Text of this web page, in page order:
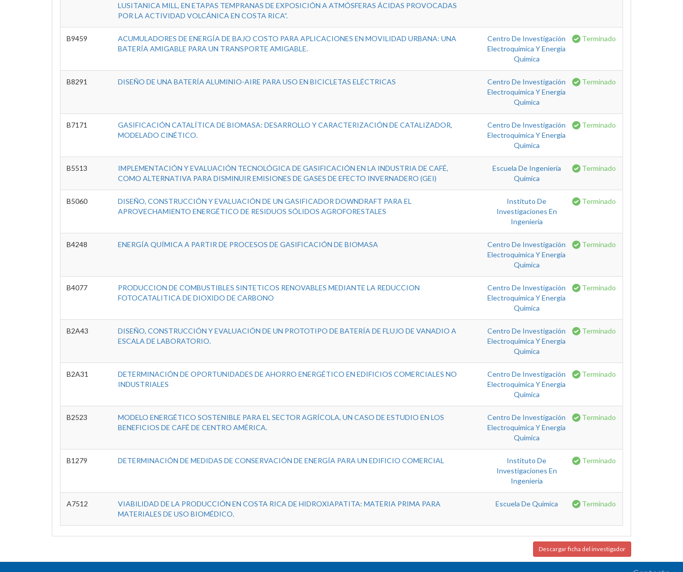
LUSITANICA MILL, EN ETAPAS TEMPRANAS DE EXPOSICIÓN A ATMÓSFERAS ÁCIDAS PROVOCADAS
POR LA ACTIVIDAD VOLCÁNICA EN COSTA RICA”.
B9459
ACUMULADORES DE ENERGÍA DE BAJO COSTO PARA APLICACIONES EN MOVILIDAD URBANA: UNA
BATERÍA AMIGABLE PARA UN TRANSPORTE AMIGABLE.
Centro De Investigación
Electroquímica Y Energia
Quimica
Terminado
B8291 DISEÑO DE UNA BATERÍA ALUMINIO-AIRE PARA USO EN BICICLETAS ELÉCTRICAS
Centro De Investigación
Electroquímica Y Energia
Quimica
Terminado
B7171
GASIFICACIÓN CATALÍTICA DE BIOMASA: DESARROLLO Y CARACTERIZACIÓN DE CATALIZADOR,
MODELADO CINÉTICO.
Centro De Investigación
Electroquímica Y Energia
Quimica
Terminado
B5513
IMPLEMENTACIÓN Y EVALUACIÓN TECNOLÓGICA DE GASIFICACIÓN EN LA INDUSTRIA DE CAFÉ,
COMO ALTERNATIVA PARA DISMINUIR EMISIONES DE GASES DE EFECTO INVERNADERO (GEI)
Escuela De Ingeniería
Química
Terminado
B5060
DISEÑO, CONSTRUCCIÓN Y EVALUACIÓN DE UN GASIFICADOR DOWNDRAFT PARA EL
APROVECHAMIENTO ENERGÉTICO DE RESIDUOS SÓLIDOS AGROFORESTALES
Instituto De
Investigaciones En
Ingenieria
Terminado
B4248 ENERGÍA QUÍMICA A PARTIR DE PROCESOS DE GASIFICACIÓN DE BIOMASA
Centro De Investigación
Electroquímica Y Energia
Quimica
Terminado
B4077
PRODUCCION DE COMBUSTIBLES SINTETICOS RENOVABLES MEDIANTE LA REDUCCION
FOTOCATALITICA DE DIOXIDO DE CARBONO
Centro De Investigación
Electroquímica Y Energia
Quimica
Terminado
B2A43
DISEÑO, CONSTRUCCIÓN Y EVALUACIÓN DE UN PROTOTIPO DE BATERÍA DE FLUJO DE VANADIO A
ESCALA DE LABORATORIO.
Centro De Investigación
Electroquímica Y Energia
Quimica
Terminado
B2A31
DETERMINACIÓN DE OPORTUNIDADES DE AHORRO ENERGÉTICO EN EDIFICIOS COMERCIALES NO
INDUSTRIALES
Centro De Investigación
Electroquímica Y Energia
Quimica
Terminado
B2523
MODELO ENERGÉTICO SOSTENIBLE PARA EL SECTOR AGRÍCOLA, UN CASO DE ESTUDIO EN LOS
BENEFICIOS DE CAFÉ DE CENTRO AMÉRICA.
Centro De Investigación
Electroquímica Y Energia
Quimica
Terminado
B1279 DETERMINACIÓN DE MEDIDAS DE CONSERVACIÓN DE ENERGÍA PARA UN EDIFICIO COMERCIAL
Instituto De
Investigaciones En
Ingenieria
Terminado
A7512
VIABILIDAD DE LA PRODUCCIÓN EN COSTA RICA DE HIDROXIAPATITA: MATERIA PRIMA PARA
MATERIALES DE USO BIOMÉDICO.
Escuela De Química Terminado
Descargar ficha del investigador